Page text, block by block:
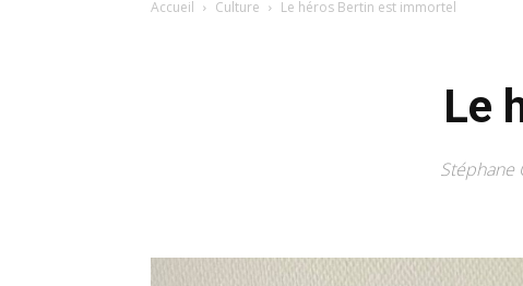
Accueil Culture Le héros Bertin est immortel
Le
Stéphane